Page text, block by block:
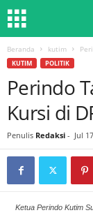
Beranda kutim
KUTIM POLITIK
Perindo
Kursi di
Penulis Redaksi - Jul
Ketua Perindo Kutim